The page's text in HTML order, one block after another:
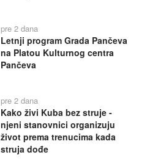
pre 2 dana
Letnji program Grada Pančeva
na Platou Kulturnog centra
Pančeva
pre 2 dana
Kako živi Kuba bez struje -
njeni stanovnici organizuju
život prema trenucima kada
struja dođe